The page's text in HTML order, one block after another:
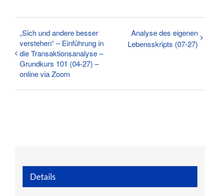
„Sich und andere besser
verstehen“ – Einführung in
die Transaktionsanalyse –
Grundkurs 101 (04-27) –
online via Zoom
Analyse des eigenen
Lebensskripts (07-27)
Details